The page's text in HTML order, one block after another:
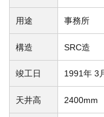
用途 事務所
構造 SRC造
竣工日 1991年 3
天井高 2400mm